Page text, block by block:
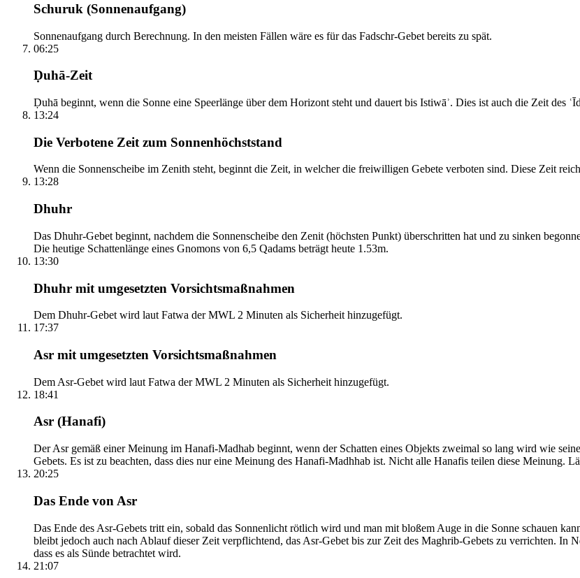
Schuruk (Sonnenaufgang)
Sonnenaufgang durch Berechnung. In den meisten Fällen wäre es für das Fadschr-Gebet bereits zu spät.
06:25
Ḍuhā-Zeit
Ḍuhā beginnt, wenn die Sonne eine Speerlänge über dem Horizont steht und dauert bis Istiwāʾ. Dies ist auch die Zeit des
13:24
Die Verbotene Zeit zum Sonnenhöchststand
Wenn die Sonnenscheibe im Zenith steht, beginnt die Zeit, in welcher die freiwilligen Gebete verboten sind. Diese Zeit
13:28
Dhuhr
Das Dhuhr-Gebet beginnt, nachdem die Sonnenscheibe den Zenit (höchsten Punkt) überschritten hat und zu sinken
Die heutige Schattenlänge eines Gnomons von 6,5 Qadams beträgt heute 1.53m.
13:30
Dhuhr mit umgesetzten Vorsichtsmaßnahmen
Dem Dhuhr-Gebet wird laut Fatwa der MWL 2 Minuten als Sicherheit hinzugefügt.
17:37
Asr mit umgesetzten Vorsichtsmaßnahmen
Dem Asr-Gebet wird laut Fatwa der MWL 2 Minuten als Sicherheit hinzugefügt.
18:41
Asr (Hanafi)
Der Asr gemäß einer Meinung im Hanafi-Madhab beginnt, wenn der Schatten eines Objekts zweimal so lang wird wie
Gebets. Es ist zu beachten, dass dies nur eine Meinung des Hanafi-Madhhab ist. Nicht alle Hanafis teilen diese Meinung.
20:25
Das Ende von Asr
Das Ende des Asr-Gebets tritt ein, sobald das Sonnenlicht rötlich wird und man mit bloßem Auge in die Sonne schauen
bleibt jedoch auch nach Ablauf dieser Zeit verpflichtend, das Asr-Gebet bis zur Zeit des Maghrib-Gebets zu verrichten. In
dass es als Sünde betrachtet wird.
21:07